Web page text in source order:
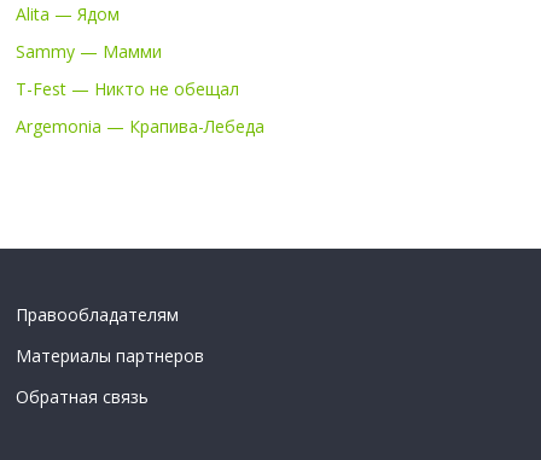
Alita — Ядом
Sammy — Мамми
T-Fest — Никто не обещал
Argemonia — Крапива-Лебеда
Правообладателям
Материалы партнеров
Обратная связь